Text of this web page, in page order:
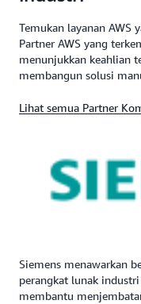
Temukan layanan AWS
Partner AWS yang
menunjukkan keahlian
membangun solusi
Lihat semua Partner
Siemens menawarkan
perangkat lunak industri
membantu